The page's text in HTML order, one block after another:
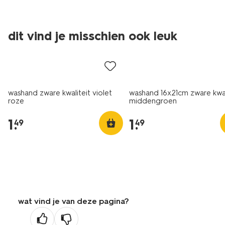
dit vind je misschien ook leuk
nieuw
washand zware kwaliteit violet
roze
1.
49
nieuw
washand 16x21cm zware
middengroen
1.
49
wat vind je van deze pagina?